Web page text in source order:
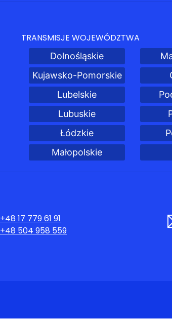
TRANSMISJE WOJEWÓDZTWA
Dolnośląskie
Kujawsko-Pomorskie
Lubelskie
Lubuskie
Łódzkie
Małopolskie
+48 17 779 61 91
+48 504 958 559